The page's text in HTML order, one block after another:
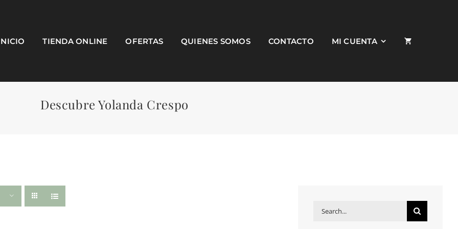
TIENDA ONLINE OFERTAS QUIENES SOMOS CONTACTO MI CUENTA
Descubre Yolanda Crespo
Search